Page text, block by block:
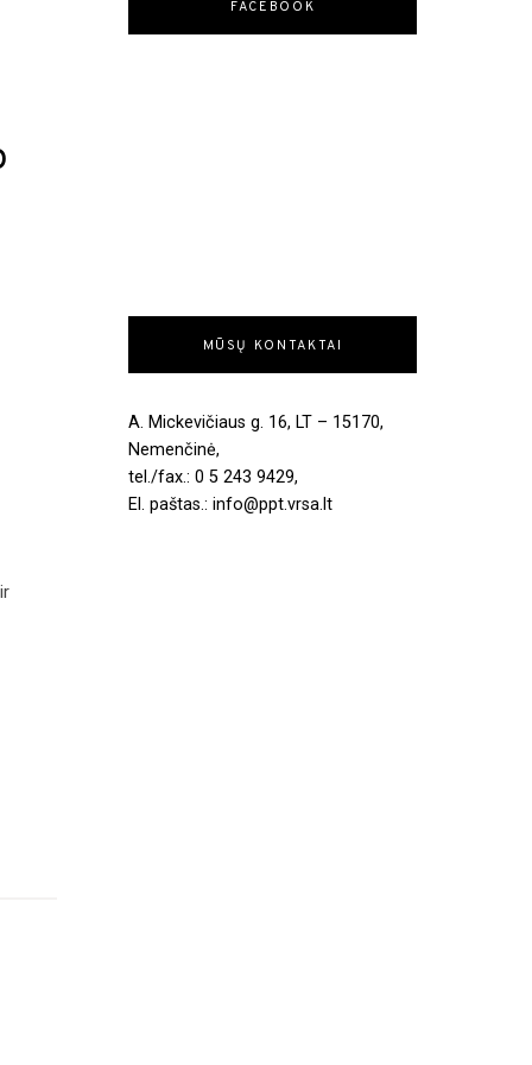
FACEBOOK
MŪSŲ KONTAKTAI
A. Mickevičiaus g. 16, LT – 15170,
Nemenčinė,
tel./fax.: 0 5 243 9429,
El. paštas.: info@ppt.vrsa.lt